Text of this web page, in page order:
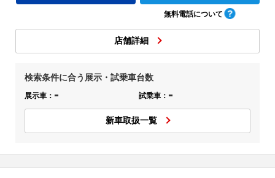
無料電話について
店舗詳細
検索条件に合う展示・試乗車台数
展示車： - 試乗車： -
新車取扱一覧